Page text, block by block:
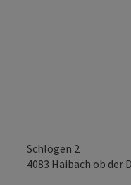
Schlögen 2
4083 Haibach ob der